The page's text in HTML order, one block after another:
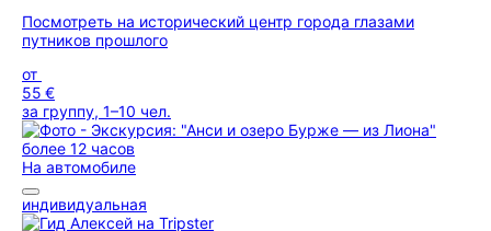
Посмотреть на исторический центр города глазами
путников прошлого
от
55 €
за группу, 1–10 чел.
более 12 часов
На автомобиле
индивидуальная